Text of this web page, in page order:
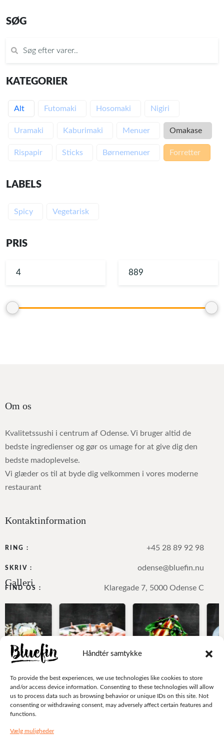
Håndtér samtykke
To provide the best experiences, we use technologies like cookies to store
and/or access device information. Consenting to these technologies will allow
us to process data such as browsing behavior or unique IDs on this site. Not
consenting or withdrawing consent, may adversely affect certain features and
functions.
Vælg muligheder
SØG
KATEGORIER
Alt Futomaki Hosomaki Nigiri
Uramaki Kaburimaki Menuer Omakase
Rispapir Sticks Børnemenuer Forretter
LABELS
Spicy Vegetarisk
PRIS
Om os
Kvalitetssushi i centrum af Odense. Vi bruger altid de
bedste ingredienser og gør os umage for at give dig den
bedste madoplevelse.
Vi glæder os til at byde dig velkommen i vores moderne
restaurant
Kontaktinformation
RING : +45 28 89 92 98
SKRIV : odense@bluefin.nu
FIND OS : Klaregade 7, 5000 Odense C
Galleri